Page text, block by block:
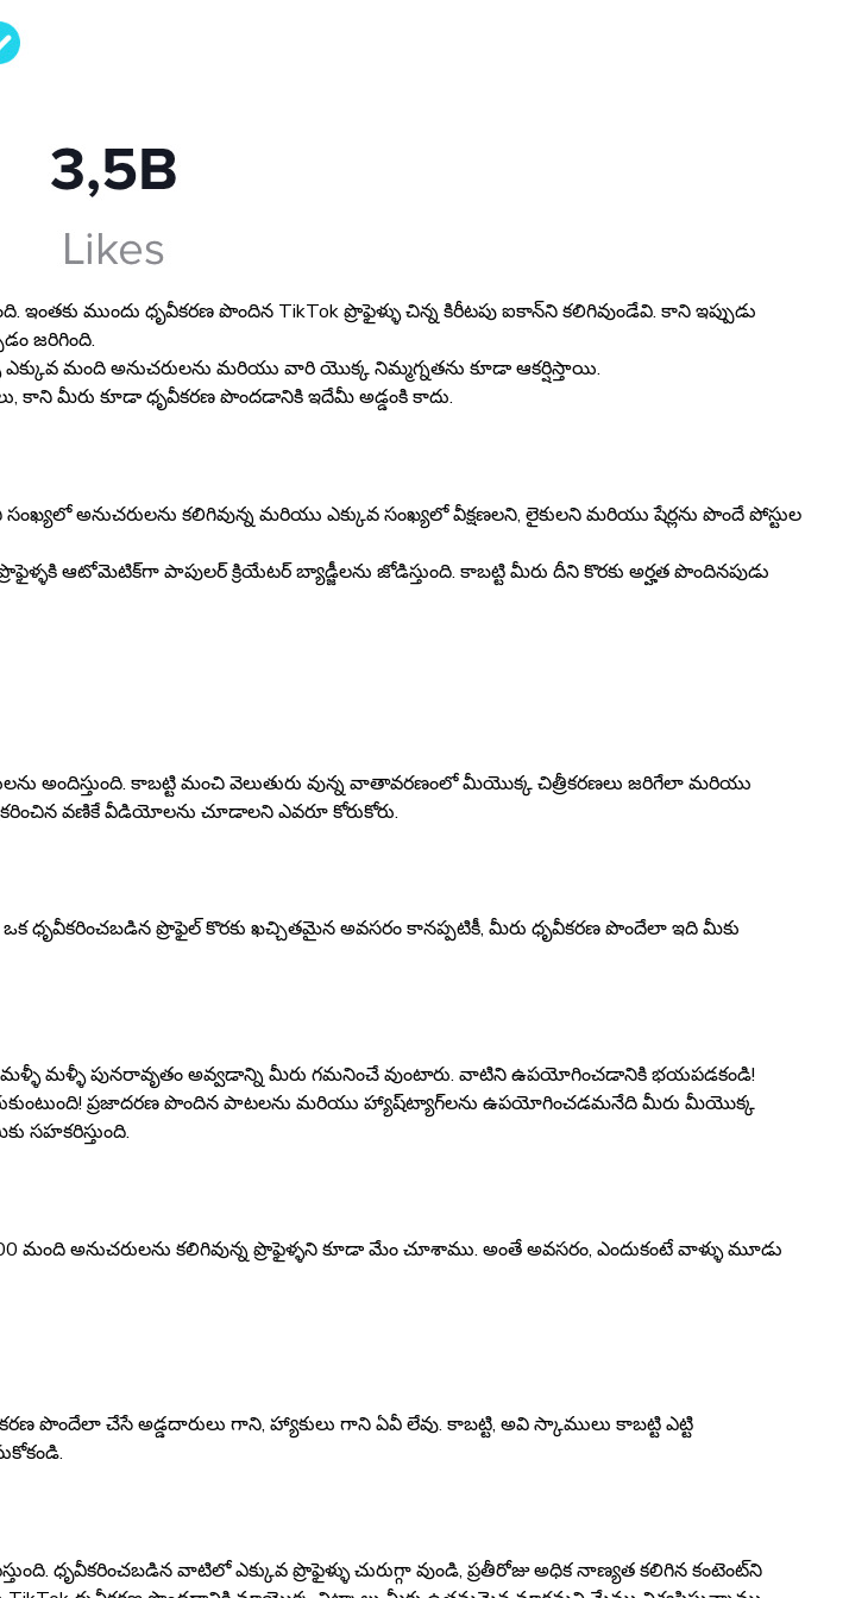
ముందు ధృవీకరణ పొందిన TikTok ప్రొఫైళ్ళు చిన్న కిరీటపు ఐకాన్‌ని కలిగివుండేవి. కాని ఇప్పుడు
జరిగింది.
ఎక్కువ మంది అనుచరులను మరియు వారి యొక్క నిమ్మగ్నతను కూడా ఆకర్షిస్తాయి.
కాని మీరు కూడా ధృవీకరణ పొందడానికి ఇదేమీ అడ్డంకి కాదు.
అనుచరులను కలిగివున్న మరియు ఎక్కువ సంఖ్యలో వీక్షణలని, లైకులని మరియు షేర్లను పొందే పోస్టుల
ఆటోమెటిక్‌గా పాపులర్ క్రియేటర్ బ్యాడ్జీలను జోడిస్తుంది. కాబట్టి మీరు దీని కొరకు అర్హత పొందినపుడు
అందిస్తుంది. కాబట్టి మంచి వెలుతురు వున్న వాతావరణంలో మీయొక్క చిత్రీకరణలు జరిగేలా మరియు
వణికే వీడియోలను చూడాలని ఎవరూ కోరుకోరు.
ధృవీకరించబడిన ప్రొఫైల్ కొరకు ఖచ్చితమైన అవసరం కానప్పటికీ, మీరు ధృవీకరణ పొందేలా ఇది మీకు
మళ్ళీ మళ్ళీ పునరావృతం అవ్వడాన్ని మీరు గమనించే వుంటారు. వాటిని ఉపయోగించడానికి భయపడకండి!
ప్రజాదరణ పొందిన పాటలను మరియు హ్యాష్‌ట్యాగ్‌లను ఉపయోగించడమనేది మీరు మీయొక్క
సహకరిస్తుంది.
అనుచరులను కలిగివున్న ప్రొఫైళ్ళని కూడా మేం చూశాము. అంతే అవసరం, ఎందుకంటే వాళ్ళు మూడు
పొందేలా చేసే అడ్డదారులు గాని, హ్యాకులు గాని ఏవీ లేవు. కాబట్టి, అవి స్కాములు కాబట్టి ఎట్టి
ధృవీకరించబడిన వాటిలో ఎక్కువ ప్రొఫైళ్ళు చురుగ్గా వుండి, ప్రతీరోజు అధిక నాణ్యత కలిగిన కంటెంట్‌ని